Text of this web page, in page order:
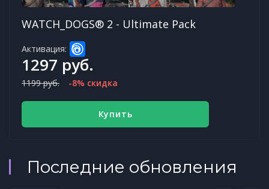
WATCH_DOGS® 2 - Ultimate Pack
Активация:
1297 руб.
1199 руб. -8% скидка
Купить
Последние обновления